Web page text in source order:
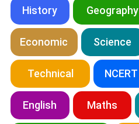
History Geography
Economic Science
Technical NCERT
English Maths